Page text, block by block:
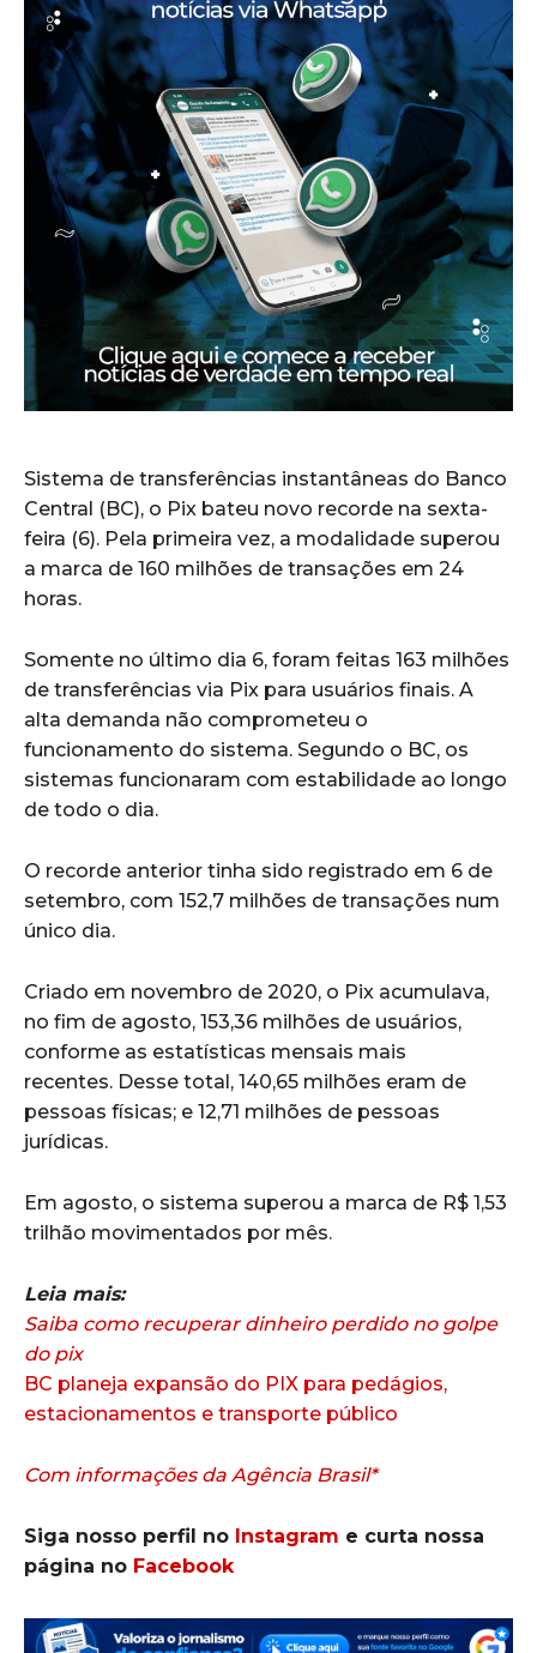
Sistema de transferências instantâneas do Banco
Central (BC), o Pix bateu novo recorde na sexta-
feira (6). Pela primeira vez, a modalidade superou
a marca de 160 milhões de transações em 24
horas.
Somente no último dia 6, foram feitas 163 milhões
de transferências via Pix para usuários finais. A
alta demanda não comprometeu o
funcionamento do sistema. Segundo o BC, os
sistemas funcionaram com estabilidade ao longo
de todo o dia.
O recorde anterior tinha sido registrado em 6 de
setembro, com 152,7 milhões de transações num
único dia.
Criado em novembro de 2020, o Pix acumulava,
no fim de agosto, 153,36 milhões de usuários,
conforme as estatísticas mensais mais
recentes. Desse total, 140,65 milhões eram de
pessoas físicas; e 12,71 milhões de pessoas
jurídicas.
Em agosto, o sistema superou a marca de R$ 1,53
trilhão movimentados por mês.
Leia mais:
Saiba como recuperar dinheiro perdido no golpe
do pix
BC planeja expansão do PIX para pedágios,
estacionamentos e transporte público
Com informações da Agência Brasil*
Siga nosso perfil no Instagram e curta nossa
página no Facebook